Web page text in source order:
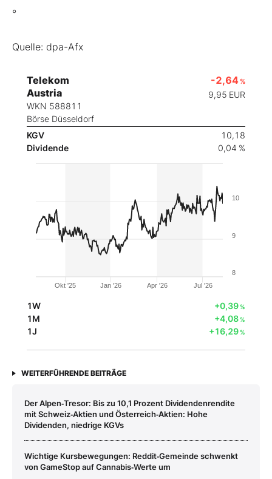
°
Quelle: dpa-Afx
Telekom
Austria
WKN 588811
Börse Düsseldorf
-2,64 %
9,95 EUR
KGV
10,18
Dividende
0,04 %
Okt '25 Jan '26 Apr '26 Jul '26
8
9
10
1W +0,39%
1M +4,08%
1J +16,29%
WEITERFÜHRENDE BEITRÄGE
Der Alpen‑Tresor: Bis zu 10,1 Prozent Dividendenrendite
mit Schweiz‑Aktien und Österreich‑Aktien: Hohe
Dividenden, niedrige KGVs
Wichtige Kursbewegungen: Reddit‑Gemeinde schwenkt
von GameStop auf Cannabis‑Werte um